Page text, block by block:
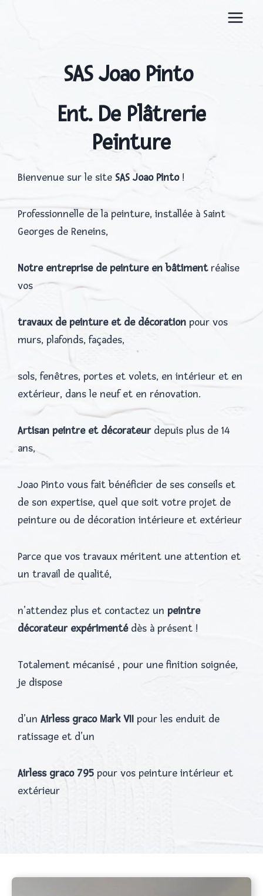
SAS Joao Pinto
Ent. De Plâtrerie
Peinture
Bienvenue sur le site SAS Joao Pinto!
Professionnelle de la peinture, installée à Saint
Georges de Reneins,
Notre entreprise de peinture en bâtimentréalise
vos
travaux de peinture et de décoration pour vos
murs, plafonds, façades,
sols, fenêtres, portes et volets, en intérieur et en
extérieur, dans le neuf et en rénovation.
Artisan peintre et décorateurdepuis plus de 14
ans,
Joao Pinto vous fait bénéficier de ses conseils et
de son expertise, quel que soit votre projet de
peinture ou de décoration intérieure et extérieur
Parce que vos travaux méritent une attention et
un travail de qualité,
n’attendez plus et contactez un peintre
décorateur expérimentédès à présent !
Totalement mécanisé , pour une finition soignée,
je dispose
d’un Airless graco Mark VII pour les enduit de
ratissage et d’un
Airless graco 795 pour vos peinture intérieur et
extérieur